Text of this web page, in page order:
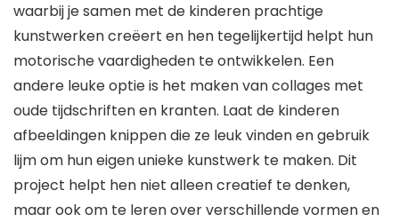
waarbij je samen met de kinderen prachtige
kunstwerken creëert en hen tegelijkertijd helpt hun
motorische vaardigheden te ontwikkelen. Een
andere leuke optie is het maken van collages met
oude tijdschriften en kranten. Laat de kinderen
afbeeldingen knippen die ze leuk vinden en gebruik
lijm om hun eigen unieke kunstwerk te maken. Dit
project helpt hen niet alleen creatief te denken,
maar ook om te leren over verschillende vormen en